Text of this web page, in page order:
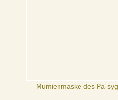
Mumienmaske des Pa-syg